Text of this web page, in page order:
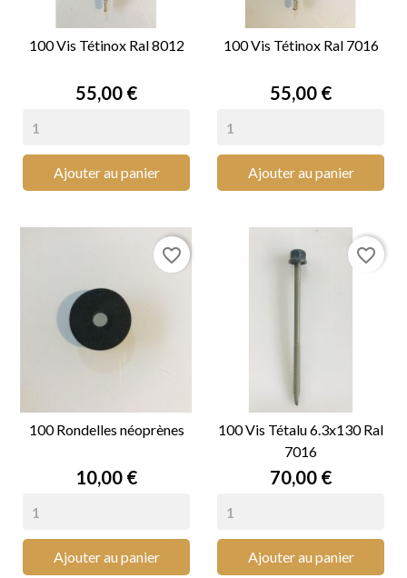
100 Vis Tétinox Ral 8012
Prix
55,00 €
Ajouter au panier
100 Vis Tétinox Ral 7016
Prix
55,00 €
Ajouter au panier
100 Rondelles néoprènes
Prix
10,00 €
Ajouter au panier
favorite_border
100 Vis Tétalu 6.3x130 Ral
7016
Prix
70,00 €
Ajouter au panier
favorite_border